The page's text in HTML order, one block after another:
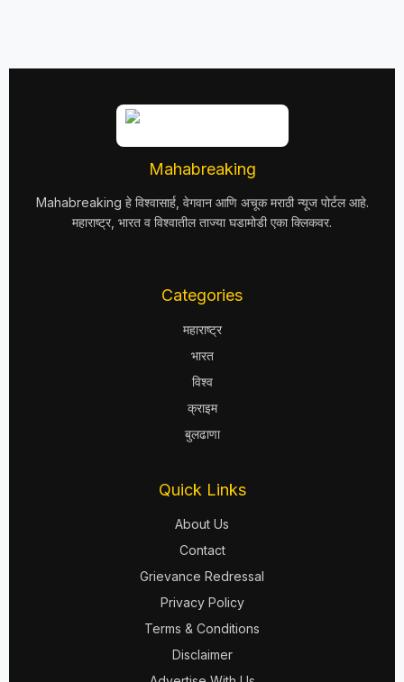
Mahabreaking
Mahabreaking हे विश्वासार्ह, वेगवान आणि अचूक मराठी न्यूज पोर्टल आहे.
महाराष्ट्र, भारत व विश्वातील ताज्या घडामोडी एका क्लिकवर.
Categories
महाराष्ट्र
भारत
विश्व
क्राइम
बुलढाणा
Quick Links
About Us
Contact
Grievance Redressal
Privacy Policy
Terms & Conditions
Disclaimer